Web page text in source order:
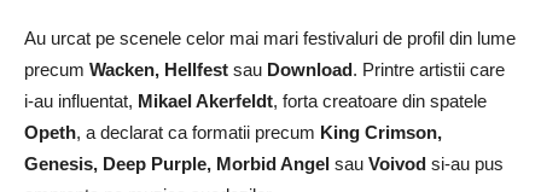
Au urcat pe scenele celor mai mari festivaluri de profil din lume
precum Wacken, Hellfest sau Download. Printre artistii care
i-au influentat, Mikael Akerfeldt, forta creatoare din spatele
Opeth, a declarat ca formatii precum King Crimson,
Genesis, Deep Purple, Morbid Angel sau Voivod si-au pus